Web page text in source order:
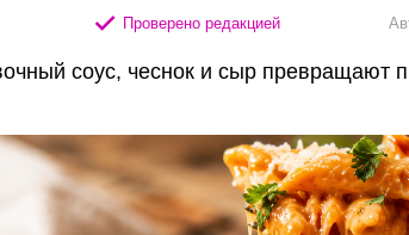
Проверено редакцией
соус, чеснок и сыр превращают